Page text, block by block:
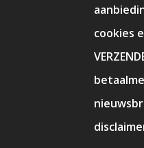
cookies